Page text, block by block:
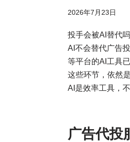
2026年7月23日
投手会被AI替代
AI不会替代广告
等平台的AI工具
这些环节，依然
AI是效率工具，
广告代投